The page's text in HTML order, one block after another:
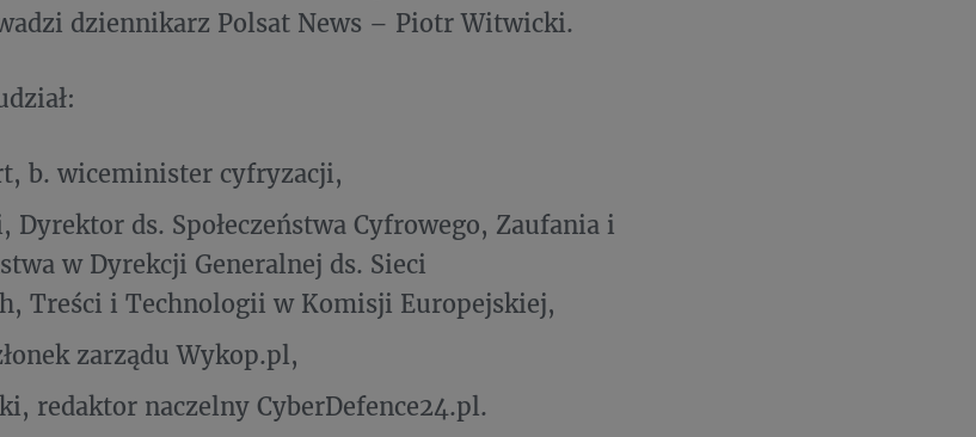
dziennikarz Polsat News – Piotr Witwicki.
b. wiceminister cyfryzacji,
Dyrektor ds. Społeczeństwa Cyfrowego, Zaufania i
w Dyrekcji Generalnej ds. Sieci
Treści i Technologii w Komisji Europejskiej,
zarządu Wykop.pl,
redaktor naczelny CyberDefence24.pl.